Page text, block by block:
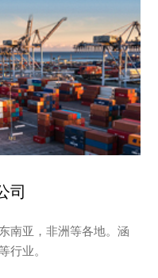
司
南亚，非洲等各地。涵
行业。